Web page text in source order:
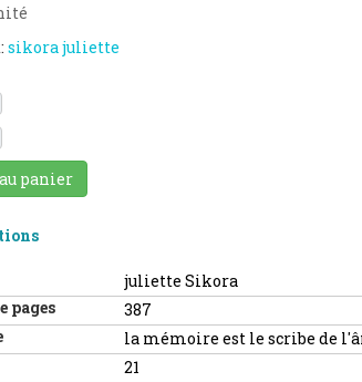
sikora juliette
panier
juliette Sikora
pages
387
la mémoire est le scribe de
21